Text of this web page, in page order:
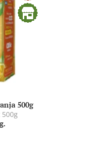
500g
500g